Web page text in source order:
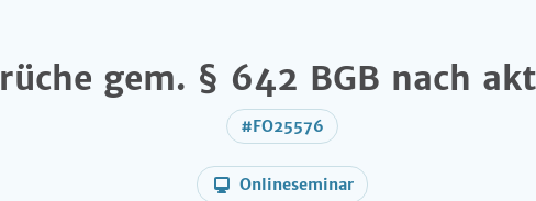
gem. § 642 BGB nach
#FO25576
Onlineseminar